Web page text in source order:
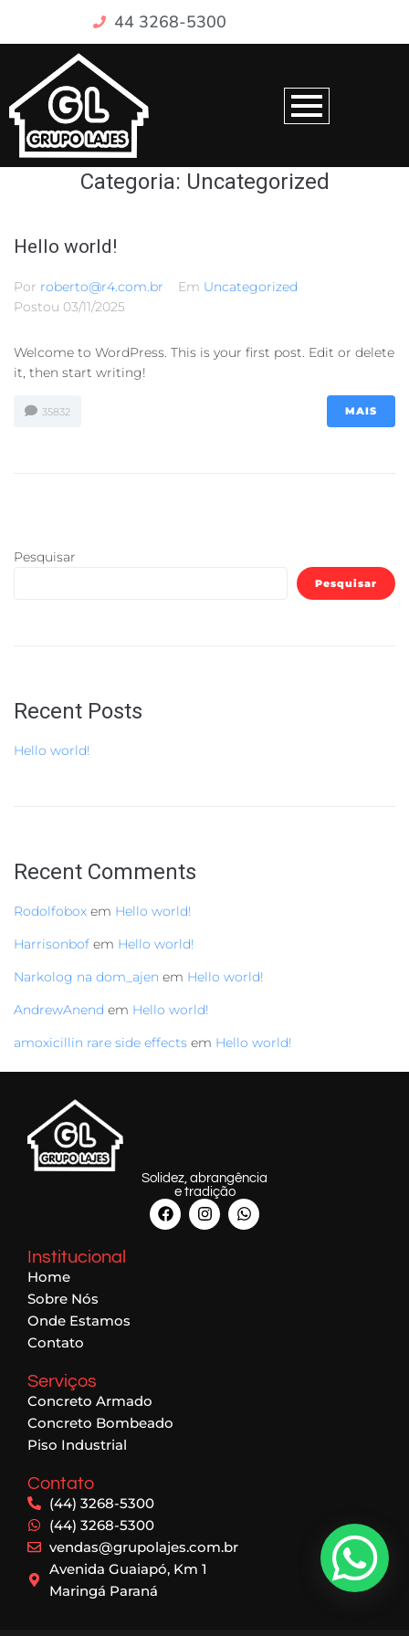
44 3268-5300
Categoria: Uncategorized
Hello world!
Por roberto@r4.com.br Em Uncategorized
Postou 03/11/2025
Welcome to WordPress. This is your first post. Edit or delete
it, then start writing!
35832 MAIS
Pesquisar
Pesquisar
Recent Posts
Hello world!
Recent Comments
Rodolfobox em Hello world!
Harrisonbof em Hello world!
Narkolog na dom_ajen em Hello world!
AndrewAnend em Hello world!
amoxicillin rare side effects em Hello world!
Solidez, abrangência
e tradição
Institucional
Home
Sobre Nós
Onde Estamos
Contato
Serviços
Concreto Armado
Concreto Bombeado
Piso Industrial
Contato
(44) 3268-5300
(44) 3268-5300
vendas@grupolajes.com.br
Avenida Guaiapó, Km 1
Maringá Paraná